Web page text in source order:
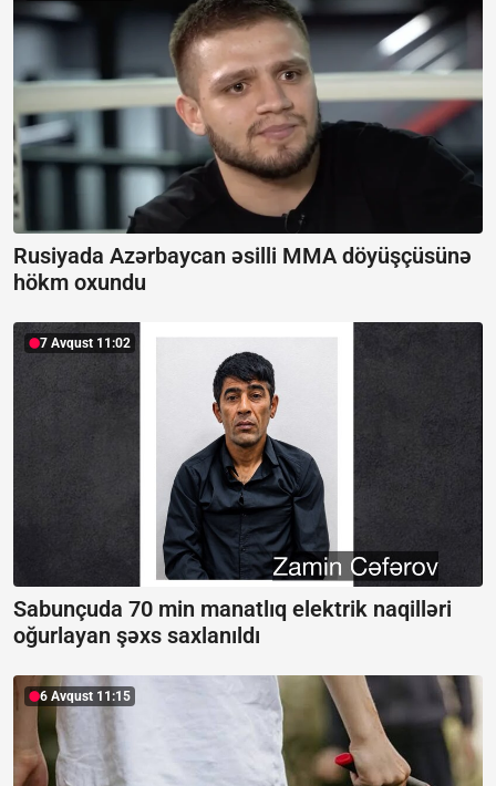
Rusiyada Azərbaycan əsilli MMA döyüşçüsünə
hökm oxundu
7 Avqust 11:02
Sabunçuda 70 min manatlıq elektrik naqilləri
oğurlayan şəxs saxlanıldı
6 Avqust 11:15